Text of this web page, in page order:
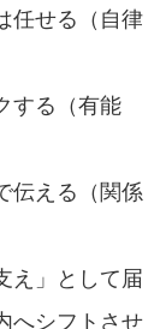
任せる（自律
する（有能
伝える（関係
え」として届
へシフトさせ